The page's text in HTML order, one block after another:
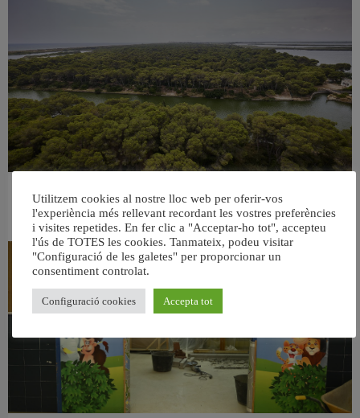
València retira prop de 15.000 litres de residus de la Devesa durant el mes de
juliol
6 agost, 2026
Utilitzem cookies al nostre lloc web per oferir-vos
l'experiència més rellevant recordant les vostres preferències
i visites repetides. En fer clic a "Acceptar-ho tot", accepteu
l'ús de TOTES les cookies. Tanmateix, podeu visitar
"Configuració de les galetes" per proporcionar un
consentiment controlat.
Configuració cookies Accepta tot